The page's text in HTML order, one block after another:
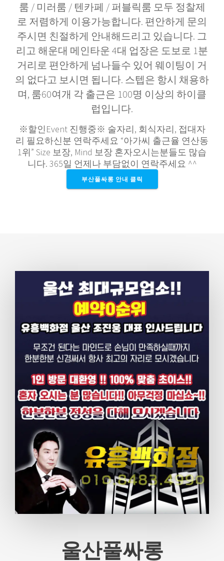
룸 / 미러룸 / 텐카페 / 퍼블릭룸 모두 정찰제
로 저렴하게 이용가능합니다. 편안하게 문의
주시면 친절하게 안내해드리고 있습니다. 그
리고 해운대 메인타운 4대 업장은 도보로 1분
거리로 편안하게 넘나들수 있어 웨이팅이 거
의 없다고 보시면 됩니다. 스텝은 항시 채용하
며​, 룸60여개 각 출근은 100명 이상의 하이클
럽입니다.
※할인Event 진행중※ 술자리, 회식자리, 접대자
리 필요하신분 연락주세요 “아가씨 출근율 연산동
1위” Size 보장, Mind 보장 혼자오시는분들도 많습
니다. 365일 언제나 부담없이 연락주세요 ^^
부산풀싸롱 안내 클릭
울산풀싸롱